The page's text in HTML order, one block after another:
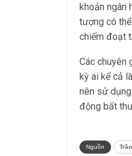
khoản ngân
tượng có
chiếm đoạt
Các chuyên
kỳ ai kể cả
nên sử
động bất
Nguồn